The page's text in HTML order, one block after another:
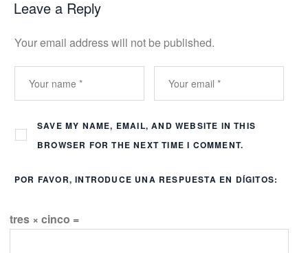
Leave a Reply
Your email address will not be published.
SAVE MY NAME, EMAIL, AND WEBSITE IN THIS
BROWSER FOR THE NEXT TIME I COMMENT.
POR FAVOR, INTRODUCE UNA RESPUESTA EN DÍGITOS:
tres × cinco =